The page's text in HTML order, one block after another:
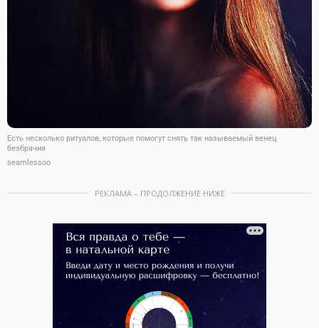
Есть несколько ритуалов, которые помогут снять так называемый венец
безбрачия
seamlessoo
РЕКЛАМА – ПРОДОЛЖЕНИЕ НИЖЕ